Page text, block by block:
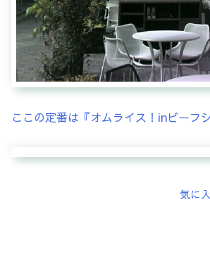
ここの定番は『オムライス！inビーフ